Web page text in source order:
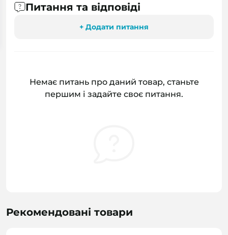
Питання та відповіді
+ Додати питання
Немає питань про даний товар, станьте
першим і задайте своє питання.
Рекомендовані товари